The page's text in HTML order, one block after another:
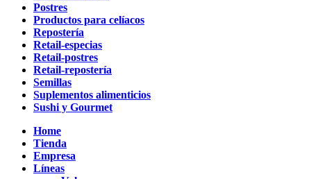
Postres
Productos para celíacos
Repostería
Retail-especias
Retail-postres
Retail-repostería
Semillas
Suplementos alimenticios
Sushi y Gourmet
Home
Tienda
Empresa
Líneas